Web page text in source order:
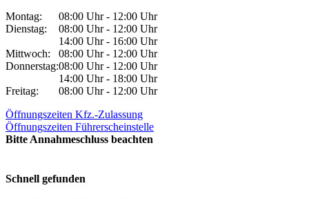
Montag:
08:00 Uhr - 12:00 Uhr
Dienstag:
08:00 Uhr - 12:00 Uhr
14:00 Uhr - 16:00 Uhr
Mittwoch:
08:00 Uhr - 12:00 Uhr
Donnerstag:08:00 Uhr - 12:00 Uhr
14:00 Uhr - 18:00 Uhr
Freitag:
08:00 Uhr - 12:00 Uhr
Öffnungszeiten Kfz.-Zulassung
Öffnungszeiten Führerscheinstelle
Bitte Annahmeschluss beachten
Schnell gefunden